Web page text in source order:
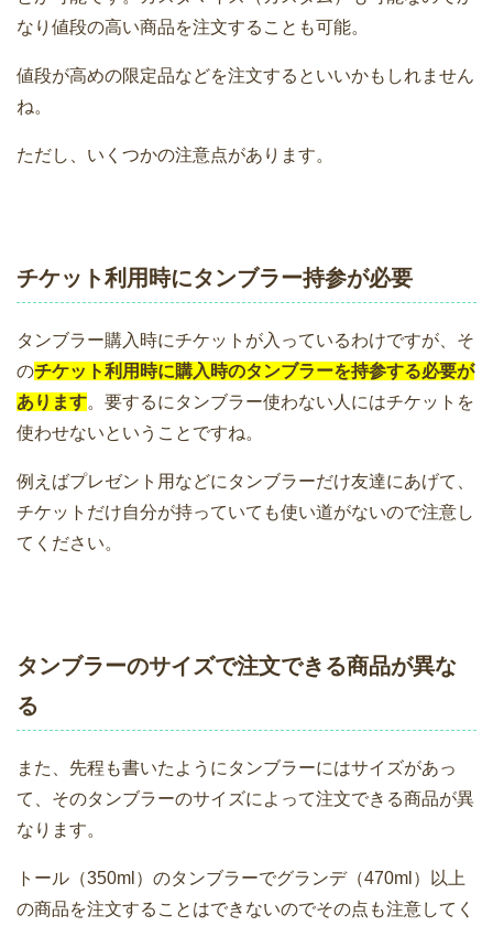
なり値段の高い商品を注文することも可能。
値段が高めの限定品などを注文するといいかもしれません
ね。
ただし、いくつかの注意点があります。
チケット利用時にタンブラー持参が必要
タンブラー購入時にチケットが入っているわけですが、そ
のチケット利用時に購入時のタンブラーを持参する必要が
あります。要するにタンブラー使わない人にはチケットを
使わせないということですね。
例えばプレゼント用などにタンブラーだけ友達にあげて、
チケットだけ自分が持っていても使い道がないので注意し
てください。
タンブラーのサイズで注文できる商品が異な
る
また、先程も書いたようにタンブラーにはサイズがあっ
て、そのタンブラーのサイズによって注文できる商品が異
なります。
トール（350ml）のタンブラーでグランデ（470ml）以上
の商品を注文することはできないのでその点も注意してく